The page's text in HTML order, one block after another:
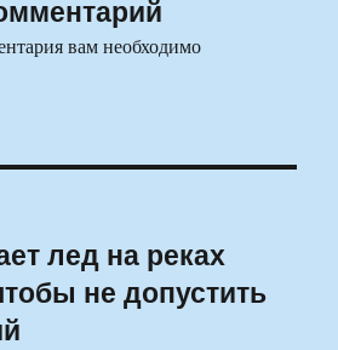
вам необходимо
лед на реках
не допустить